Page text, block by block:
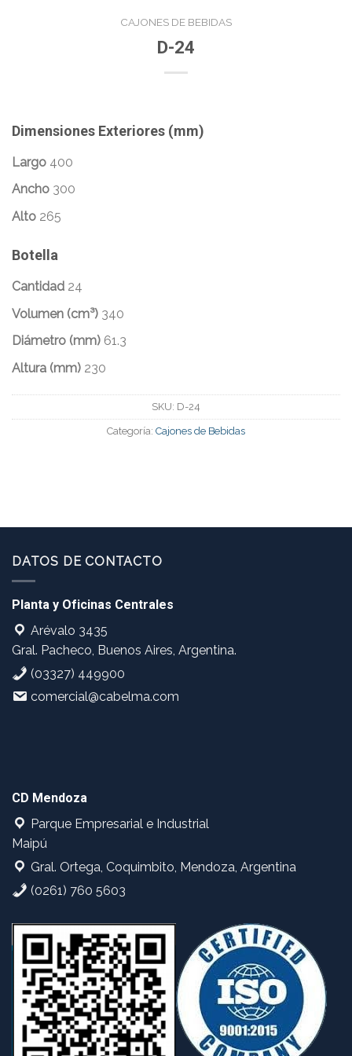
CAJONES DE BEBIDAS
D-24
Dimensiones Exteriores (mm)
Largo 400
Ancho 300
Alto 265
Botella
Cantidad 24
Volumen (cm³) 340
Diámetro (mm) 61.3
Altura (mm) 230
SKU: D-24
Categoría: Cajones de Bebidas
DATOS DE CONTACTO
Planta y Oficinas Centrales
Arévalo 3435
Gral. Pacheco, Buenos Aires, Argentina.
(03327) 449900
comercial@cabelma.com
CD Mendoza
Parque Empresarial e Industrial
Maipú
Gral. Ortega, Coquimbito, Mendoza, Argentina
(0261) 760 5603